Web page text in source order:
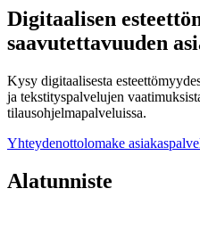
Digitaalisen
saavutettavuuden
Kysy digitaalisesta
ja tekstityspalvelujen
tilausohjelmapalveluissa.
Yhteydenottolomake
Alatunniste